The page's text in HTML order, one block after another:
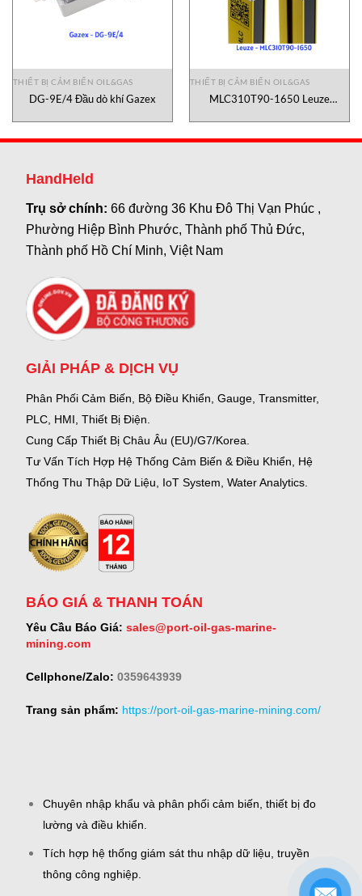
THIẾT BỊ CẢM BIẾN OIL&GAS
DG-9E/4 Đầu dò khí Gazex
THIẾT BỊ CẢM BIẾN OIL&GAS
MLC310T90-1650 Leuze
HandHeld
Trụ sở chính:66 đường 36 Khu Đô Thị Vạn Phúc ,
Phường Hiệp Bình Phước, Thành phố Thủ Đức,
Thành phố Hồ Chí Minh, Việt Nam
GIẢI PHÁP & DỊCH VỤ
Phân Phối Cảm Biến, Bộ Điều Khiển, Gauge, Transmitter,
PLC, HMI, Thiết Bị Điện.
Cung Cấp Thiết Bị Châu Âu (EU)/G7/Korea.
Tư Vấn Tích Hợp Hệ Thống Cảm Biến & Điều Khiển, Hệ
Thống Thu Thập Dữ Liệu, IoT System, Water Analytics.
BÁO GIÁ & THANH TOÁN
Yêu Cầu Báo Giá: sales@port-oil-gas-marine-
mining.com
Cellphone/Zalo: 0359643939
Trang sản phẩm: https://port-oil-gas-marine-mining.com/
Chuyên nhập khẩu và phân phối cảm biến, thiết bị đo
lường và điều khiển.
Tích hợp hệ thống giám sát thu nhập dữ liệu, truyền
thông công nghiệp.